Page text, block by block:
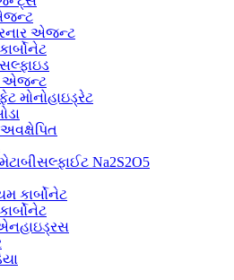
એજન્ટ
એજન્ટ
મોનોહાઇડ્રેટ
Na2S2O5
કાર્બોનેટ